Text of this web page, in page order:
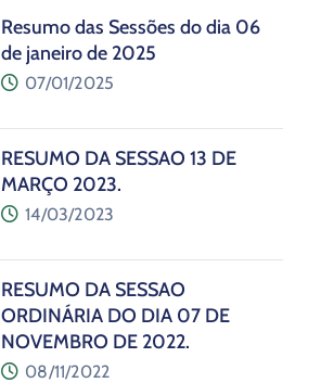
Resumo das Sessões do dia 06
de janeiro de 2025
07/01/2025
RESUMO DA SESSÃO 13 DE
MARÇO 2023.
14/03/2023
RESUMO DA SESSÃO
ORDINÁRIA DO DIA 07 DE
NOVEMBRO DE 2022.
08/11/2022